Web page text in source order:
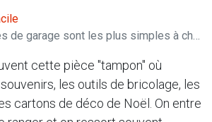
sont les plus simples à choisir et à installer ?
cette pièce "tampon" où
les outils de bricolage, les
cartons de déco de Noël. On entre